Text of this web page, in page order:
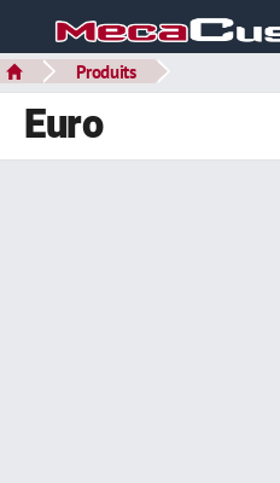
Produits
Euro